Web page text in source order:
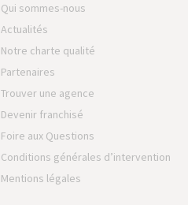
Qui sommes-nous
Actualités
Notre charte qualité
Partenaires
Trouver une agence
Devenir franchisé
Foire aux Questions
Conditions générales d’intervention
Mentions légales